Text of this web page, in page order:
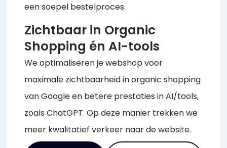
een soepel bestelproces.
Zichtbaar in Organic
Shopping én AI-tools
We optimaliseren je webshop voor
maximale zichtbaarheid in organic shopping
van Google en betere prestaties in AI/tools,
zoals ChatGPT. Op deze manier trekken we
meer kwalitatief verkeer naar de website.